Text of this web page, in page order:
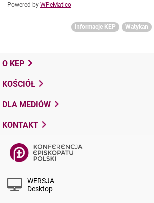
Powered by WPeMatico
Informacje KEP Watykan
O KEP
KOŚCIÓŁ
DLA MEDIÓW
KONTAKT
WERSJA
Desktop